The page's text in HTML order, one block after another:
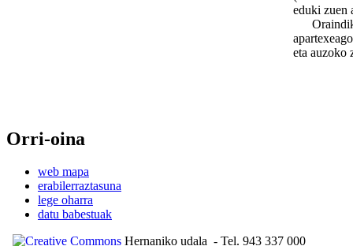
eduki zuen
Oraindik
eta auzoko
Orri-oina
web mapa
erabilerraztasuna
lege oharra
datu babestuak
Hernaniko udala - Tel. 943 337 000